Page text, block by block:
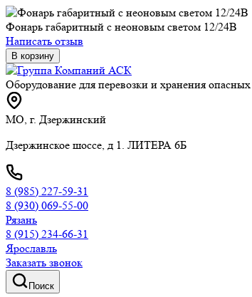
Фонарь габаритный с неоновым светом 12/24В
Написать отзыв
В корзину
Оборудование для перевозки и хранения опасных
МО, г. Дзержинский
Дзержинское шоссе, д 1. ЛИТЕРА 6Б
8 (985) 227-59-31
8 (930) 069-55-00
Рязань
8 (915) 234-66-31
Ярославль
Заказать звонок
Поиск